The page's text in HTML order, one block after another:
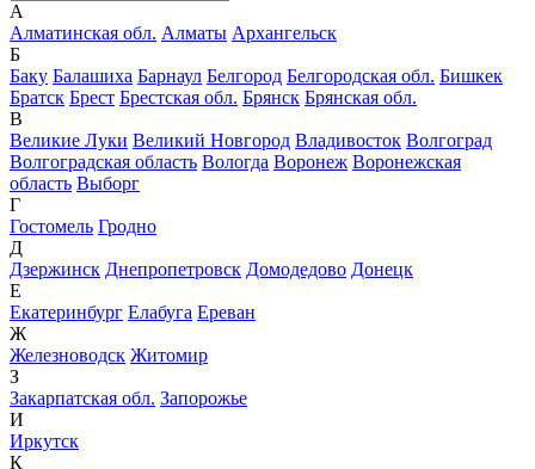
А
Алматинская обл. Алматы Архангельск
Б
Баку Балашиха Барнаул Белгород Белгородская обл. Бишкек
Братск Брест Брестская обл. Брянск Брянская обл.
В
Великие Луки Великий Новгород Владивосток Волгоград
Волгоградская область Вологда Воронеж Воронежская
область Выборг
Г
Гостомель Гродно
Д
Дзержинск Днепропетровск Домодедово Донецк
Е
Екатеринбург Елабуга Ереван
Ж
Железноводск Житомир
З
Закарпатская обл. Запорожье
И
Иркутск
К